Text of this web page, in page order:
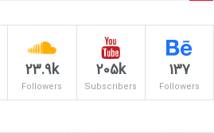
137
Followers
205k
Subscribers
23.9k
Followers